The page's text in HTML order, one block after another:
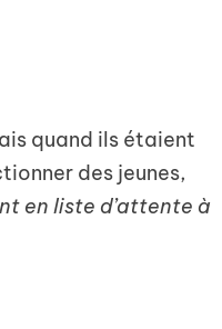
quand ils étaient
des jeunes,
en liste d’attente à